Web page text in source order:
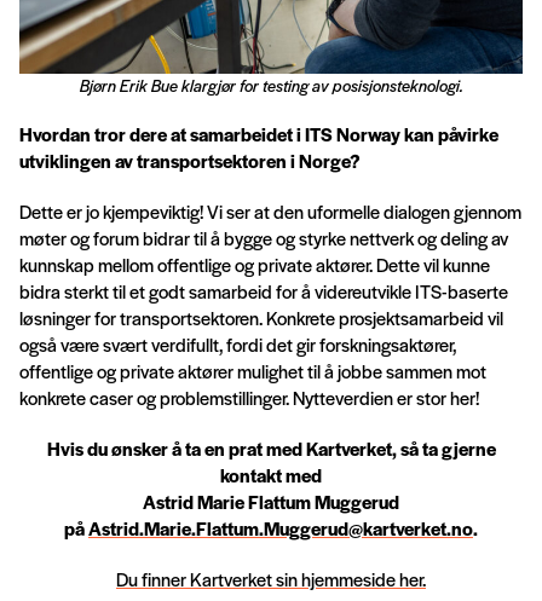
Bjørn Erik Bue klargjør for testing av posisjonsteknologi.
Hvordan tror dere at samarbeidet i ITS Norway kan påvirke
utviklingen av transportsektoren i Norge?
Dette er jo kjempeviktig! Vi ser at den uformelle dialogen gjennom
møter og forum bidrar til å bygge og styrke nettverk og deling av
kunnskap mellom offentlige og private aktører. Dette vil kunne
bidra sterkt til et godt samarbeid for å videreutvikle ITS-baserte
løsninger for transportsektoren. Konkrete prosjektsamarbeid vil
også være svært verdifullt, fordi det gir forskningsaktører,
offentlige og private aktører mulighet til å jobbe sammen mot
konkrete caser og problemstillinger. Nytteverdien er stor her!
Hvis du ønsker å ta en prat med Kartverket, så ta gjerne
kontakt med
Astrid Marie Flattum Muggerud
påAstrid.Marie.Flattum.Muggerud@kartverket.no.
Du finner Kartverket sin hjemmeside her.